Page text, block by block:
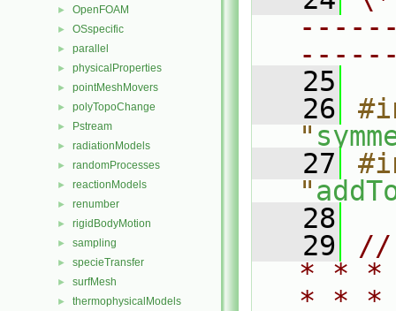
► OpenFOAM
► OSspecific
► parallel
► physicalProperties
► pointMeshMovers
► polyTopoChange
► Pstream
► radiationModels
► randomProcesses
► reactionModels
► renumber
► rigidBodyMotion
► sampling
► specieTransfer
► surfMesh
► thermophysicalModels
   25
   26
"
   27
"
   28
   29
//
* * *
* *